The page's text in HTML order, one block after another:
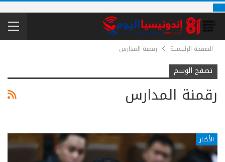
الصفحة الرئيسية رقمنة المدارس
تصفح الوسم
رقمنة المدارس
الأخبار